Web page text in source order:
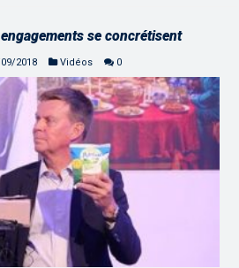
se concrétisent
2018 Vidéos 0